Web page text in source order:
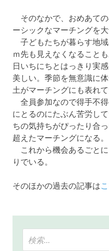
そのなかで、おめあて
ーシックなマーチングを
子どもたちが暮らす地域
ｍ先も見えなくなること
日いちにちとはっきり実
美しい。季節を無意識に
土がマーチングにも表れて
全員参加なので得手不
にとるのにたぶん苦労し
ちの気持ちがぴったり合
超えたマーチングになる。
これから機会あるごと
りでいる。
そのほかの過去の記事は